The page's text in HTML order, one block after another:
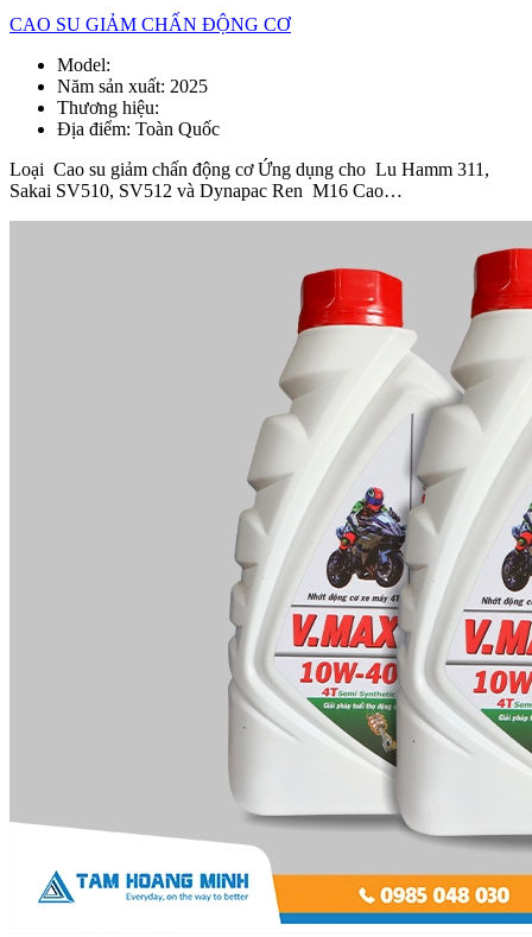
CAO SU GIẢM CHẤN ĐỘNG CƠ
Model:
Năm sản xuất: 2025
Thương hiệu:
Địa điểm: Toàn Quốc
Loại Cao su giảm chấn động cơ Ứng dụng cho Lu Hamm 311,
Sakai SV510, SV512 và Dynapac Ren M16 Cao…